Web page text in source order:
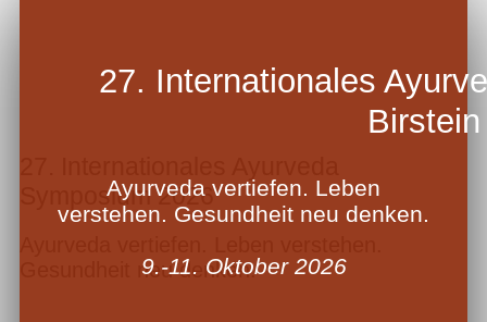
27. Internationales
Birstein
Ayurveda vertiefen. Leben
verstehen. Gesundheit neu denken.
9.-11. Oktober 2026
Symposium 2026
Gesundheit neu denken.